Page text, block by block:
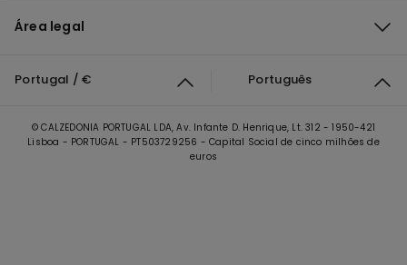
Área legal
Portugal / € Português
© CALZEDONIA PORTUGAL LDA, Av. Infante D. Henrique, Lt. 312 - 1950-421
Lisboa - PORTUGAL - PT503729256 - Capital Social de cinco milhões de
euros